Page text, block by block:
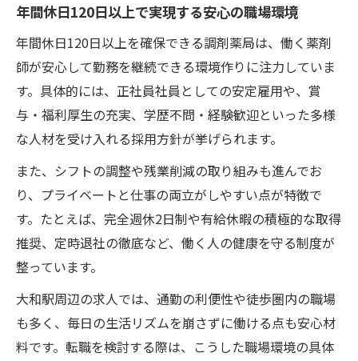
年間休日120日以上で実現する安心の職場環境
年間休日120日以上を確保できる調剤薬局は、働く薬剤
師が安心して勤務を継続できる環境作りに注力していま
す。具体的には、正社員社員としての安定雇用や、賞
与・福利厚生の充実、学歴不問・経験歓迎といった多様
な人材を受け入れる採用方針が挙げられます。
また、シフトの調整や残業削減の取り組みも進んでお
り、プライベートと仕事の両立がしやすい点が特徴で
す。たとえば、完全週休2日制や有給休暇の積極的な取得
推奨、定時退社の徹底など、働く人の健康を守る制度が
整っています。
大和駅周辺の求人では、通勤の利便性や徒歩圏内の職場
も多く、毎日の生活リズムを崩さずに働ける点も安心材
料です。転職を検討する際は、こうした職場環境の具体